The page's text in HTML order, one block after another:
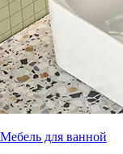
Мебель для ванной